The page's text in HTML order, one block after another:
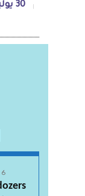
30 يوليو، 2025
6 أغسطس، 2026